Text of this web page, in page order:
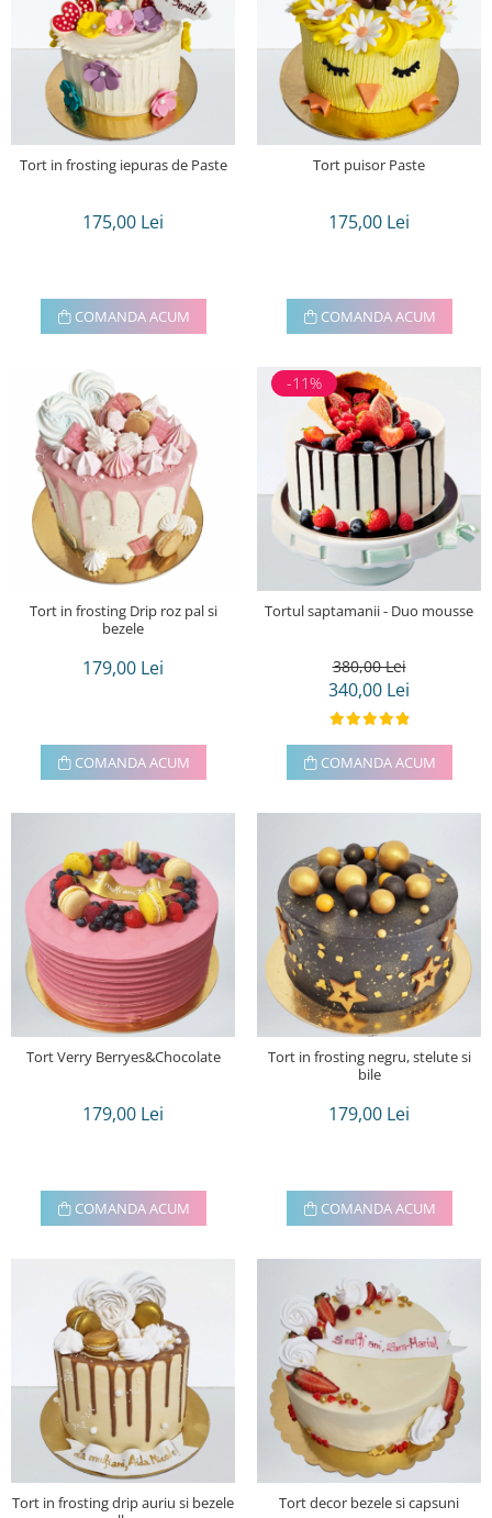
Tort in frosting iepuras de Paste
175,00 Lei
COMANDA ACUM
Tort puisor Paste
175,00 Lei
COMANDA ACUM
Tort in frosting Drip roz pal si
bezele
179,00 Lei
COMANDA ACUM
-11%
Tortul saptamanii - Duo mousse
380,00 Lei
340,00 Lei
COMANDA ACUM
Tort Verry Berryes&Chocolate
179,00 Lei
COMANDA ACUM
Tort in frosting negru, stelute si
bile
179,00 Lei
COMANDA ACUM
Tort in frosting drip auriu si bezele
Tort decor bezele si capsuni